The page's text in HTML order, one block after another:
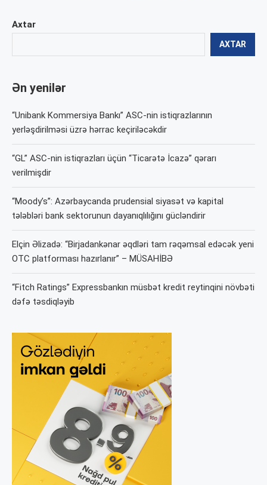
Axtar
AXTAR
Ən yenilər
“Unibank Kommersiya Bankı” ASC-nin istiqrazlarının
yerləşdirilməsi üzrə hərrac keçiriləcəkdir
“GL” ASC-nin istiqrazları üçün “Ticarətə İcazə” qərarı
verilmişdir
“Moody’s”: Azərbaycanda prudensial siyasət və kapital
tələbləri bank sektorunun dayanıqlılığını gücləndirir
Elçin Əlizadə: “Birjadankənar əqdləri tam rəqəmsal edəcək yeni
OTC platforması hazırlanır” – MÜSAHİBƏ
“Fitch Ratings” Expressbankın müsbət kredit reytinqini növbəti
dəfə təsdiqləyib